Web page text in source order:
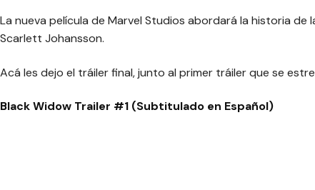
La nueva película de Marvel Studios abordará la historia de
Scarlett Johansson.
Acá les dejo el tráiler final, junto al primer tráiler que se
Black Widow Trailer #1 (Subtitulado en Español)